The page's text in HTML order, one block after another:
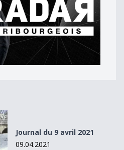
Journal du 9 avril 2021
09.04.2021